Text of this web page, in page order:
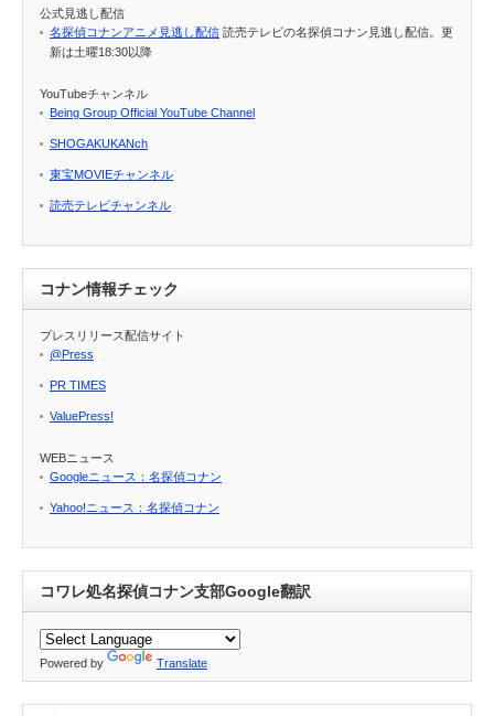
公式見逃し配信
名探偵コナンアニメ見逃し配信 読売テレビの名探偵コナン見逃し配信。更
新は土曜18:30以降
YouTubeチャンネル
Being Group Official YouTube Channel
SHOGAKUKANch
東宝MOVIEチャンネル
読売テレビチャンネル
コナン情報チェック
プレスリリース配信サイト
@Press
PR TIMES
ValuePress!
WEBニュース
Googleニュース：名探偵コナン
Yahoo!ニュース：名探偵コナン
コワレ処名探偵コナン支部Google翻訳
Powered by Translate